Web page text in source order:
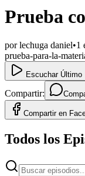
Prueba
porlechuga daniel•1
prueba-para-la-
Escuchar Último
Compartir:
Compartir en
Todos los